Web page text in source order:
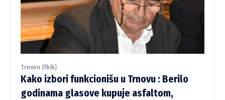
Trnovo (fbih)
Kako izbori funkcionišu u Trnovu : Berilo
godinama glasove kupuje asfaltom,